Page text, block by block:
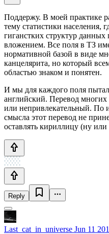
Поддержу. В моей практике
тему статистики населения,
гиганстких структур
вложением. Все поля в ТЗ
нормативной базой в виде
канцелярита, но который
областью знаком и понятен.
И мы для каждого поля
английский. Перевод
или непривлекательный. По
смысла этот перевод не
оставлять кириллицу (ну
Reply
Last_cat_in_universe Jun 11